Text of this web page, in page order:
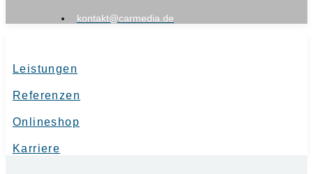
kontakt@carmedia.de
Leistungen
Referenzen
Onlineshop
Karriere